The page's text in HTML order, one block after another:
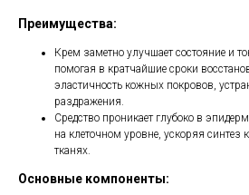
Преимущества:
Крем заметно улучшает состояние и
помогая в кратчайшие сроки
эластичность кожных покровов,
раздражения.
Средство проникает глубоко в
на клеточном уровне, ускоряя синтез
тканях.
Основные компоненты: